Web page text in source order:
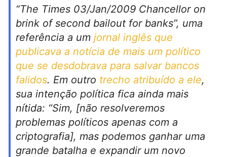
“The Times 03/Jan/2009 Chancellor on
brink of second bailout for banks”, uma
referência a umjornal inglês que
publicava a notícia de mais um político
que se desdobrava para salvar bancos
falidos. Em outro trecho atribuído a ele,
sua intenção política fica ainda mais
nítida: “Sim, [não resolveremos
problemas políticos apenas com a
criptografia], mas podemos ganhar uma
grande batalha e expandir um novo